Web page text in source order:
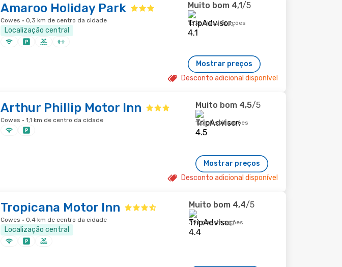
Amaroo Holiday Park
Cowes · 0,3 km de centro da cidade
Localização central
Muito bom 4,1/5
1336 classificações
Mostrar preços
Desconto adicional disponível
Arthur Phillip Motor Inn
Cowes · 1,1 km de centro da cidade
Muito bom 4,5/5
127 classificações
Mostrar preços
Desconto adicional disponível
Tropicana Motor Inn
Cowes · 0,4 km de centro da cidade
Localização central
Muito bom 4,4/5
391 classificações